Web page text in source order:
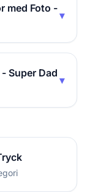
med Foto -
▾
Super Dad
▾